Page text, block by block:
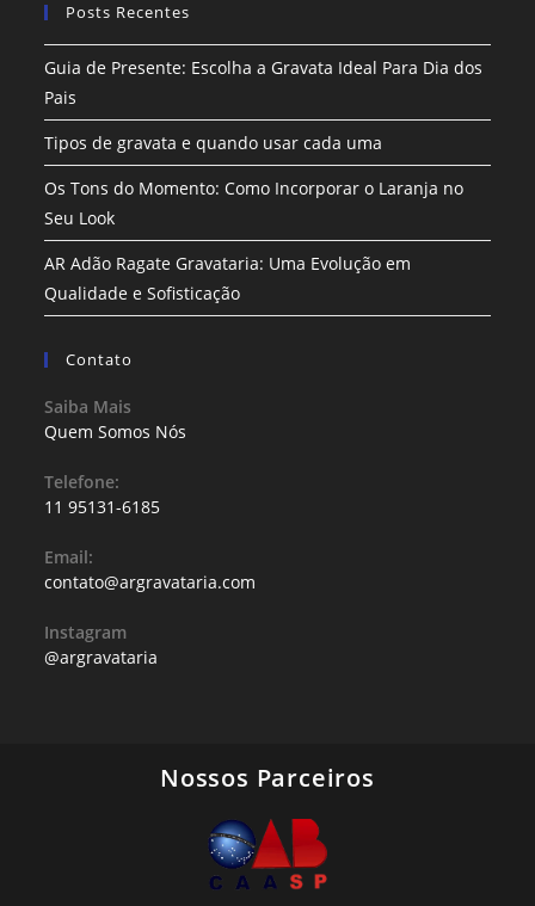
Posts Recentes
Guia de Presente: Escolha a Gravata Ideal Para Dia dos
Pais
Tipos de gravata e quando usar cada uma
Os Tons do Momento: Como Incorporar o Laranja no
Seu Look
AR Adão Ragate Gravataria: Uma Evolução em
Qualidade e Sofisticação
Contato
Saiba Mais
Quem Somos Nós
Telefone:
11 95131-6185
Email:
contato@argravataria.com
Instagram
@argravataria
Nossos Parceiros